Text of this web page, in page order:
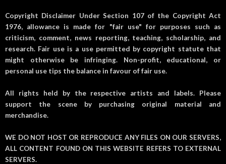
Copyright Disclaimer Under Section 107 of the Copyright Act
1976, allowance is made for "fair use" for purposes such as
criticism, comment, news reporting, teaching, scholarship, and
research. Fair use is a use permitted by copyright statute that
might otherwise be infringing. Non-profit, educational, or
personal use tips the balance in favour of fair use.
All rights held by the respective artists and labels. Please
support the scene by purchasing original material and
merchandise.
WE DO NOT HOST OR REPRODUCE ANY FILES ON OUR SERVERS,
ALL CONTENT FOUND ON THIS WEBSITE REFERS TO EXTERNAL
SERVERS.